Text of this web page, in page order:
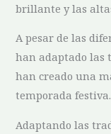
⁢brillante y las
A pesar de​ las
han ⁤adaptado las
han creado una⁤
temporada ⁣festiva.
Adaptando las